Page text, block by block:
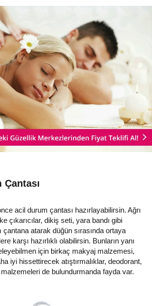
acil durum çantası hazırlayabilirsin. Ağrı
çıkarıcılar, dikiş seti, yara bandı gibi
çantana atarak düğün sırasında ortaya
karşı hazırlıklı olabilirsin. Bunların yanı
için birkaç makyaj malzemesi,
iyi hissettirecek atıştırmalıklar, deodorant,
de bulundurmanda fayda var.